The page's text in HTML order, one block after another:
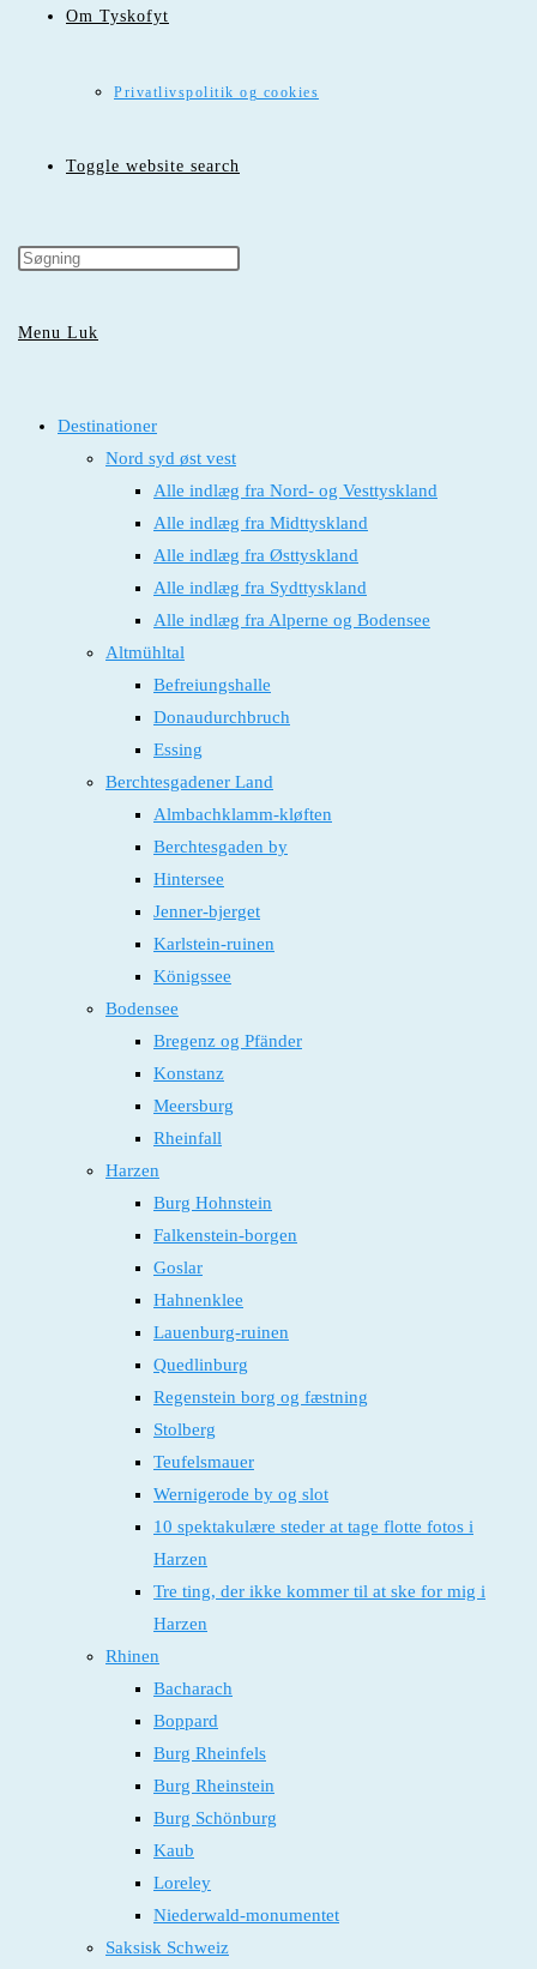
Om Tyskofyt
Privatlivspolitik og cookies
Toggle website search
Menu Luk
Destinationer
Nord syd øst vest
Alle indlæg fra Nord- og Vesttyskland
Alle indlæg fra Midttyskland
Alle indlæg fra Østtyskland
Alle indlæg fra Sydttyskland
Alle indlæg fra Alperne og Bodensee
Altmühltal
Befreiungshalle
Donaudurchbruch
Essing
Berchtesgadener Land
Almbachklamm-kløften
Berchtesgaden by
Hintersee
Jenner-bjerget
Karlstein-ruinen
Königssee
Bodensee
Bregenz og Pfänder
Konstanz
Meersburg
Rheinfall
Harzen
Burg Hohnstein
Falkenstein-borgen
Goslar
Hahnenklee
Lauenburg-ruinen
Quedlinburg
Regenstein borg og fæstning
Stolberg
Teufelsmauer
Wernigerode by og slot
10 spektakulære steder at tage flotte fotos i
Harzen
Tre ting, der ikke kommer til at ske for mig i
Harzen
Rhinen
Bacharach
Boppard
Burg Rheinfels
Burg Rheinstein
Burg Schönburg
Kaub
Loreley
Niederwald-monumentet
Saksisk Schweiz